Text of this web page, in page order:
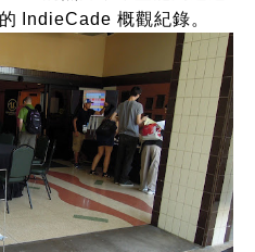
IndieCade 概觀紀錄。